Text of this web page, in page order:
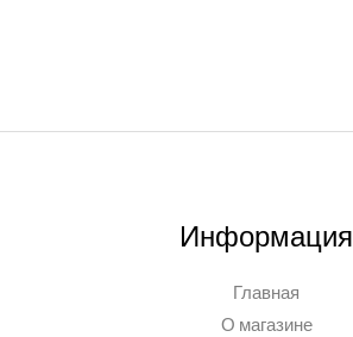
Информация
Главная
О магазине